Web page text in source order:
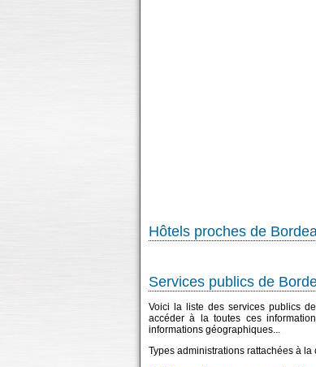
Hôtels proches de
Services publics de
Voici la liste des services publics
accéder à la toutes ces
informations géographiques...
Types administrations rattachées à